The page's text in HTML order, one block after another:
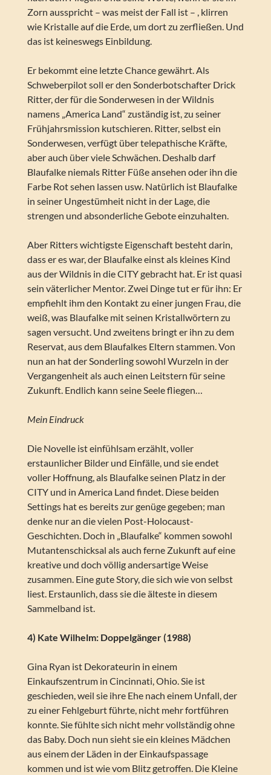
Zorn ausspricht – was meist der Fall ist – , klirren
wie Kristalle auf die Erde, um dort zu zerfließen. Und
das ist keineswegs Einbildung.
Er bekommt eine letzte Chance gewährt. Als
Schweberpilot soll er den Sonderbotschafter Drick
Ritter, der für die Sonderwesen in der Wildnis
namens „America Land“ zuständig ist, zu seiner
Frühjahrsmission kutschieren. Ritter, selbst ein
Sonderwesen, verfügt über telepathische Kräfte,
aber auch über viele Schwächen. Deshalb darf
Blaufalke niemals Ritter Füße ansehen oder ihn die
Farbe Rot sehen lassen usw. Natürlich ist Blaufalke
in seiner Ungestümheit nicht in der Lage, die
strengen und absonderliche Gebote einzuhalten.
Aber Ritters wichtigste Eigenschaft besteht darin,
dass er es war, der Blaufalke einst als kleines Kind
aus der Wildnis in die CITY gebracht hat. Er ist quasi
sein väterlicher Mentor. Zwei Dinge tut er für ihn: Er
empfiehlt ihm den Kontakt zu einer jungen Frau, die
weiß, was Blaufalke mit seinen Kristallwörtern zu
sagen versucht. Und zweitens bringt er ihn zu dem
Reservat, aus dem Blaufalkes Eltern stammen. Von
nun an hat der Sonderling sowohl Wurzeln in der
Vergangenheit als auch einen Leitstern für seine
Zukunft. Endlich kann seine Seele fliegen…
Mein Eindruck
Die Novelle ist einfühlsam erzählt, voller
erstaunlicher Bilder und Einfälle, und sie endet
voller Hoffnung, als Blaufalke seinen Platz in der
CITY und in America Land findet. Diese beiden
Settings hat es bereits zur genüge gegeben; man
denke nur an die vielen Post-Holocaust-
Geschichten. Doch in „Blaufalke“ kommen sowohl
Mutantenschicksal als auch ferne Zukunft auf eine
kreative und doch völlig andersartige Weise
zusammen. Eine gute Story, die sich wie von selbst
liest. Erstaunlich, dass sie die älteste in diesem
Sammelband ist.
4) Kate Wilhelm: Doppelgänger (1988)
Gina Ryan ist Dekorateurin in einem
Einkaufszentrum in Cincinnati, Ohio. Sie ist
geschieden, weil sie ihre Ehe nach einem Unfall, der
zu einer Fehlgeburt führte, nicht mehr fortführen
konnte. Sie fühlte sich nicht mehr vollständig ohne
das Baby. Doch nun sieht sie ein kleines Mädchen
aus einem der Läden in der Einkaufspassage
kommen und ist wie vom Blitz getroffen. Die Kleine